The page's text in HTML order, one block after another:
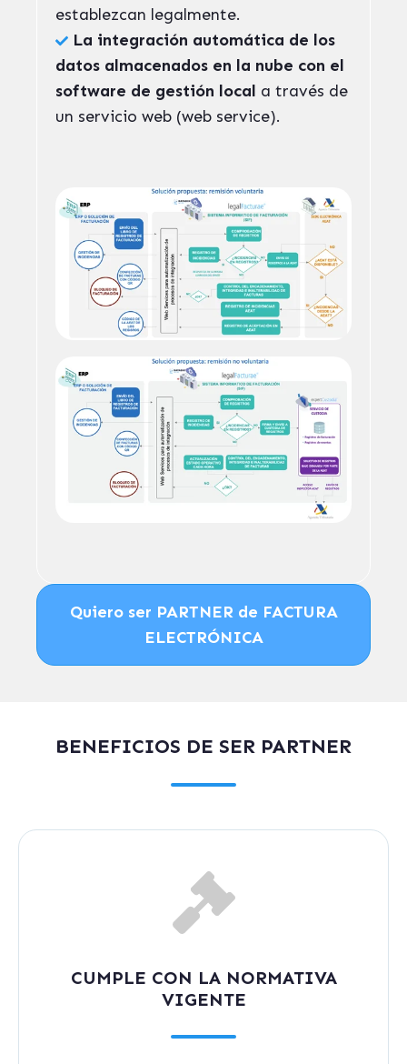
establezcan legalmente.
La integración automática de los
datos almacenados en la nube con el
software de gestión local a través de
un servicio web (web service).
Quiero ser PARTNER de FACTURA
ELECTRÓNICA
BENEFICIOS DE SER PARTNER
CUMPLE CON LA NORMATIVA
VIGENTE